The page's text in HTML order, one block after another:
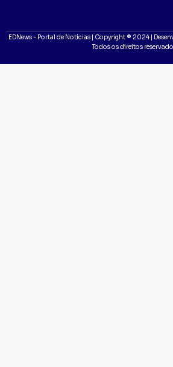
EDNews - Portal de Notícias | Copyright ® 2024 |
Todos os direitos